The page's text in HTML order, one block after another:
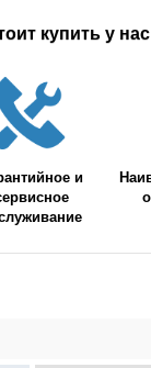
купить у нас
и